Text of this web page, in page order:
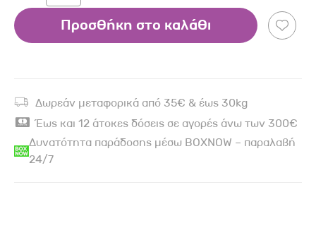
Προσθήκη στο καλάθι
Δωρεάν μεταφορικά από 35€ & έως 30kg
Έως και 12 άτοκες δόσεις σε αγορές άνω των 300€
Δυνατότητα παράδοσης μέσω BOXNOW – παραλαβή
24/7